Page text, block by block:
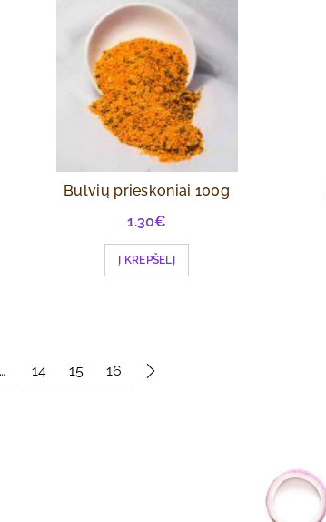
Bulvių prieskoniai 100g
1.30€
Į KREPŠELĮ
… 14 15 16